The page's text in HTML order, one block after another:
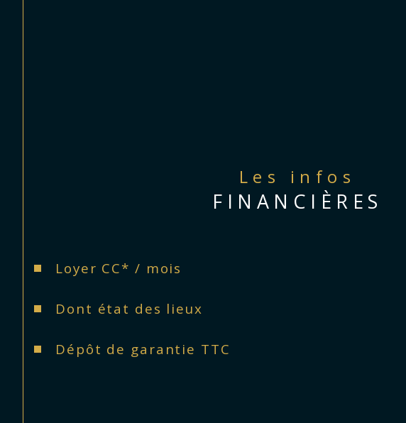
Les infos
FINANCIÈRES
Loyer CC* / mois
Dont état des lieux
Dépôt de garantie TTC